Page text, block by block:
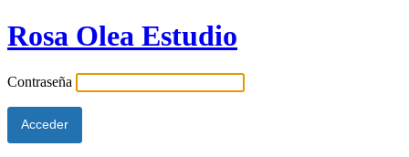
Rosa Olea Estudio
Contraseña